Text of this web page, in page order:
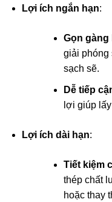
Lợi ích ngắn hạn:
Gọn gàng
giải phóng
sạch sẽ.
Dễ tiếp
lợi giúp
Lợi ích dài hạn:
Tiết kiệm
thép chất
hoặc thay